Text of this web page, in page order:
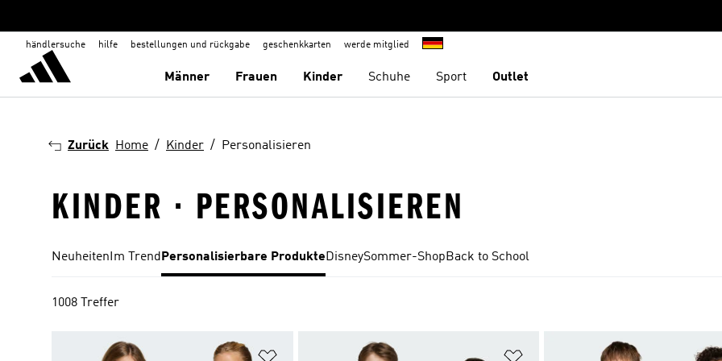
händlersuche hilfe bestellungen und rückgabe geschenkkarten werde mitglied
Männer Frauen Kinder Schuhe Sport Outlet
Zurück Home Kinder Personalisieren
KINDER · PERSONALISIEREN
Neuheiten Im Trend Personalisierbare ProdukteDisneySommer-ShopBack to School
1008 Treffer
Zur Wunschliste hinzufügen Zur Wunschliste hinzufügen